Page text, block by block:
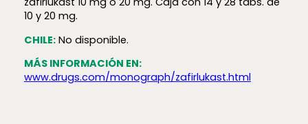
10 y 20 mg.
CHILE:No disponible.
MÁS INFORMACIÓN EN:
www.drugs.com/monograph/zafirlukast.html